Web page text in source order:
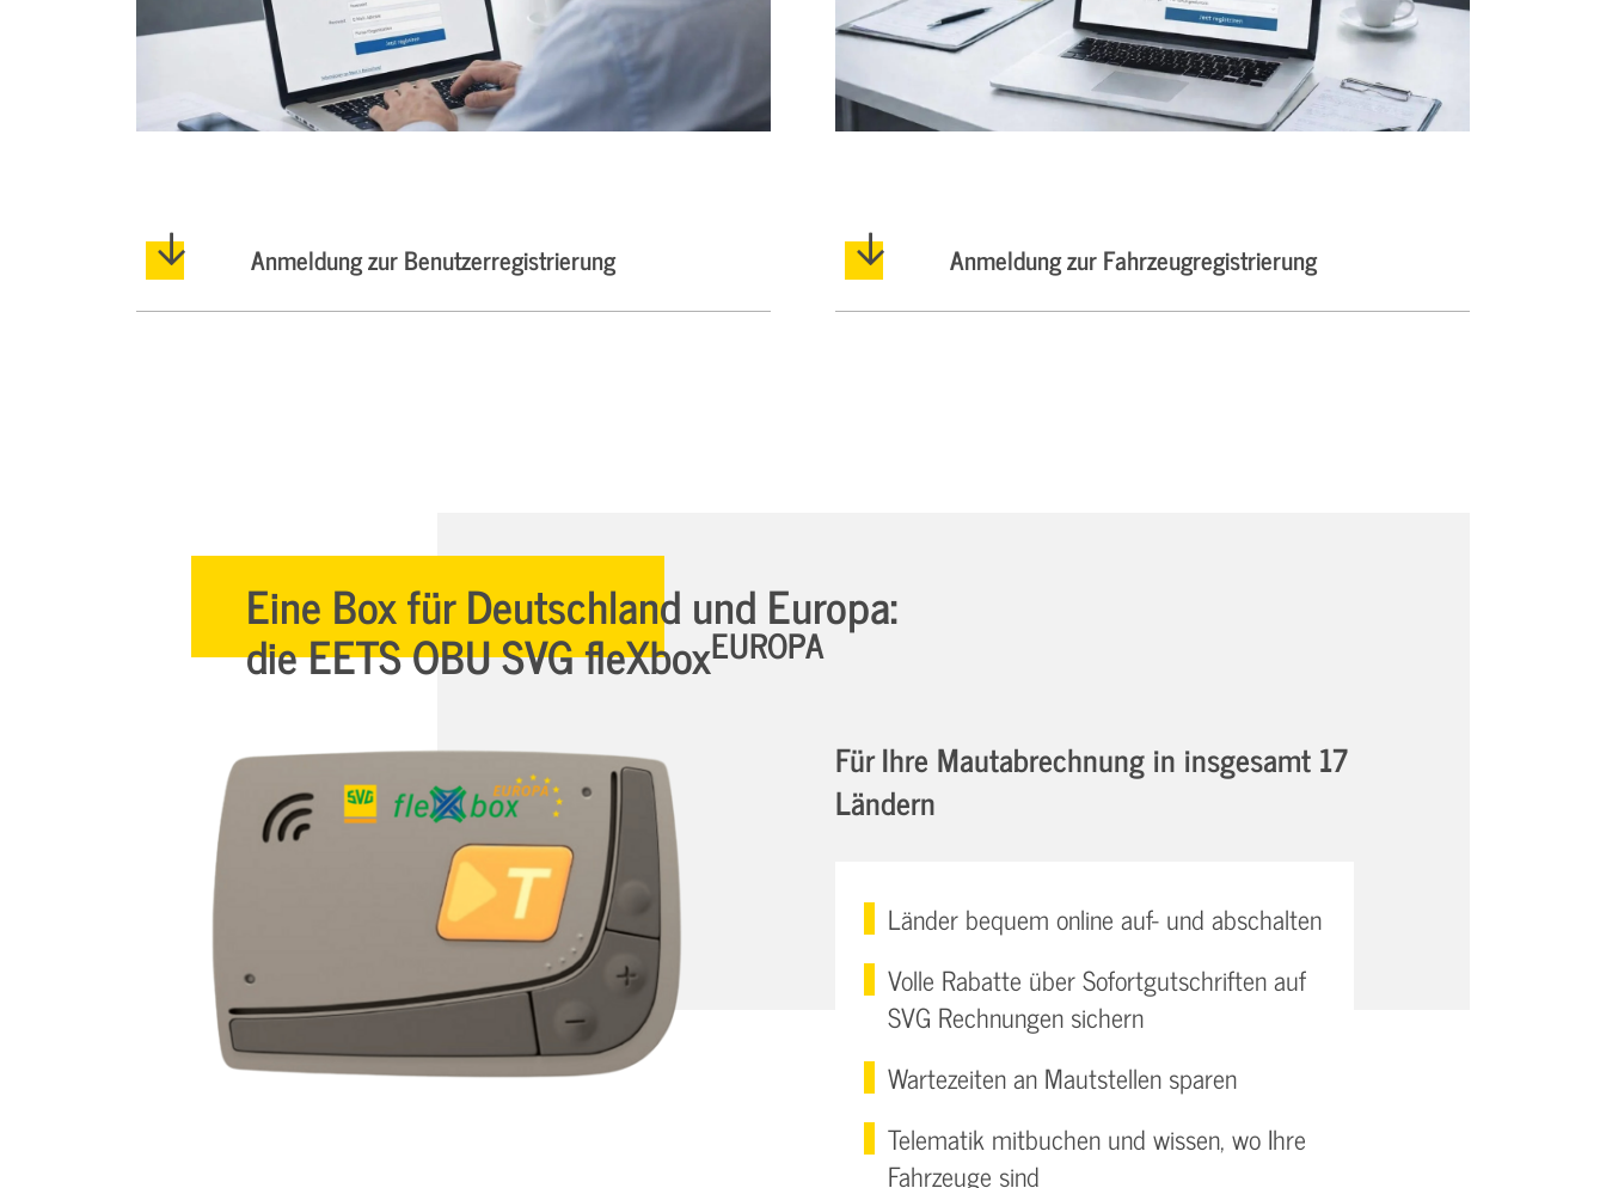
Anmeldung zur Benutzerregistrierung Anmeldung zur Fahrzeugregistrierung
Eine Box für Deutschland und Europa:
die EETS OBU SVG fleXboxEUROPA
Für Ihre Mautabrechnung in insgesamt 17
Ländern
Länder bequem online auf- und abschalten
Volle Rabatte über Sofortgutschriften auf
SVG Rechnungen sichern
Wartezeiten an Mautstellen sparen
Telematik mitbuchen und wissen, wo Ihre
Fahrzeuge sind